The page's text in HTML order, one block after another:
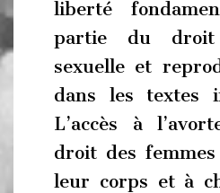
liberté
partie du
sexuelle et
dans les textes
L’accès à
droit des
leur corps et à